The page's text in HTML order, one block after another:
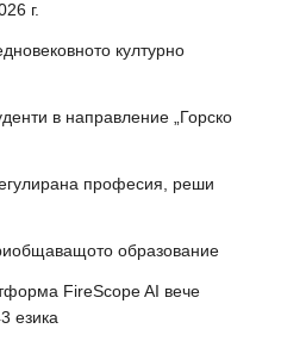
г.
културно
в направление „Горско
професия, реши
образование
FireScope AI вече
езика